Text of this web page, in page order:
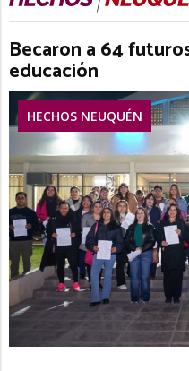
Becaron a 64
educación
HECHOS NEUQUÉN